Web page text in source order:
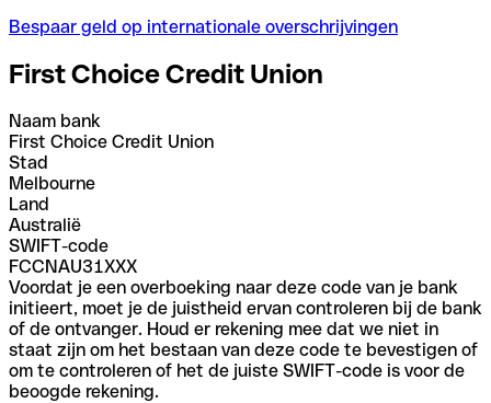
Bespaar geld op internationale overschrijvingen
First Choice Credit Union
Naam bank
First Choice Credit Union
Stad
Melbourne
Land
Australië
SWIFT-code
FCCNAU31XXX
Voordat je een overboeking naar deze code van je bank
initieert, moet je de juistheid ervan controleren bij de bank
of de ontvanger. Houd er rekening mee dat we niet in
staat zijn om het bestaan van deze code te bevestigen of
om te controleren of het de juiste SWIFT-code is voor de
beoogde rekening.